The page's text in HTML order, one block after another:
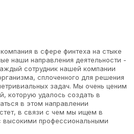
в сфере финтеха на стыке
наши направления деятельности -
сотрудник нашей компании
сплоченного для решения
задач. Мы очень ценим
которую удалось создать в
в этом направлении
в связи с чем мы ищем в
высокими профессиональными